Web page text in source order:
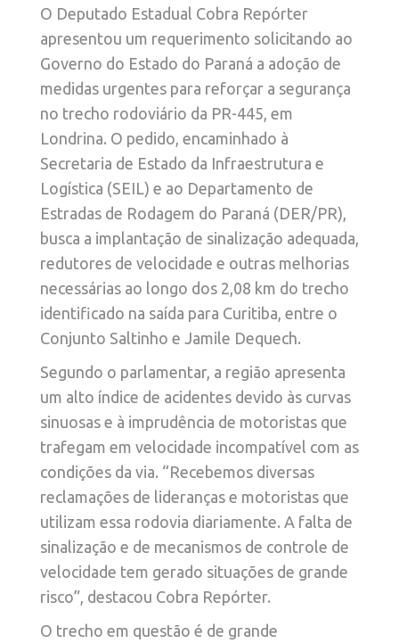
O Deputado Estadual Cobra Repórter
apresentou um requerimento solicitando ao
Governo do Estado do Paraná a adoção de
medidas urgentes para reforçar a segurança
no trecho rodoviário da PR-445, em
Londrina. O pedido, encaminhado à
Secretaria de Estado da Infraestrutura e
Logística (SEIL) e ao Departamento de
Estradas de Rodagem do Paraná (DER/PR),
busca a implantação de sinalização adequada,
redutores de velocidade e outras melhorias
necessárias ao longo dos 2,08 km do trecho
identificado na saída para Curitiba, entre o
Conjunto Saltinho e Jamile Dequech.
Segundo o parlamentar, a região apresenta
um alto índice de acidentes devido às curvas
sinuosas e à imprudência de motoristas que
trafegam em velocidade incompatível com as
condições da via. “Recebemos diversas
reclamações de lideranças e motoristas que
utilizam essa rodovia diariamente. A falta de
sinalização e de mecanismos de controle de
velocidade tem gerado situações de grande
risco”, destacou Cobra Repórter.
O trecho em questão é de grande